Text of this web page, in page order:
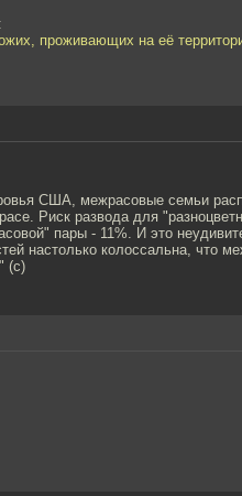
проживающих на её
США, межрасовые семьи
Риск развода для
пары - 11%. И это
настолько колоссальна, что
(с)